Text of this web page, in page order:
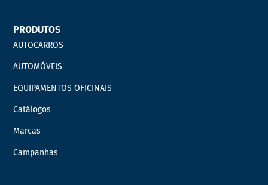
PRODUTOS
AUTOCARROS
AUTOMÓVEIS
EQUIPAMENTOS OFICINAIS
Catálogos
Marcas
Campanhas